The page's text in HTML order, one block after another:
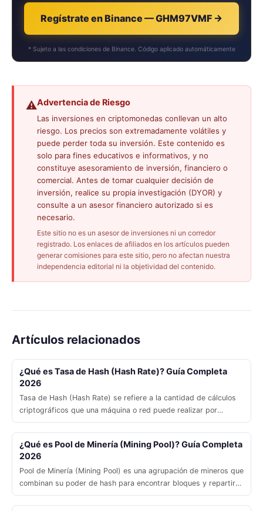
Regístrate en Binance — GHM97VMF →
* Sujeto a las condiciones de Binance. Código aplicado automáticamente
⚠️Advertencia de Riesgo
Las inversiones en criptomonedas conllevan un alto
riesgo. Los precios son extremadamente volátiles y
puede perder toda su inversión. Este contenido es
solo para fines educativos e informativos, y no
constituye asesoramiento de inversión, financiero o
comercial. Antes de tomar cualquier decisión de
inversión, realice su propia investigación (DYOR) y
consulte a un asesor financiero autorizado si es
necesario.
Este sitio no es un asesor de inversiones ni un corredor
registrado. Los enlaces de afiliados en los artículos pueden
generar comisiones para este sitio, pero no afectan nuestra
independencia editorial ni la objetividad del contenido.
Artículos relacionados
¿Qué es Tasa de Hash (Hash Rate)? Guía Completa
2026
Tasa de Hash (Hash Rate) se refiere a la cantidad de cálculos
criptográficos que una máquina o red puede realizar por
segundo, medida en hashes.
¿Qué es Pool de Minería (Mining Pool)? Guía Completa
2026
Pool de Minería (Mining Pool) es una agrupación de mineros que
combinan su poder de hash para encontrar bloques y repartir
recompensas de forma proporcional.